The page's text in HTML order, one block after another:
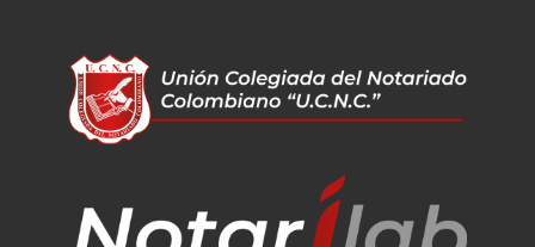
las transacciones son seguras y rápidas, lo
que permite a los jugadores concentrarse
en lo que más importa: la experiencia de
en el del entretenimiento en línea, la
transparencia y la eficiencia son clave para